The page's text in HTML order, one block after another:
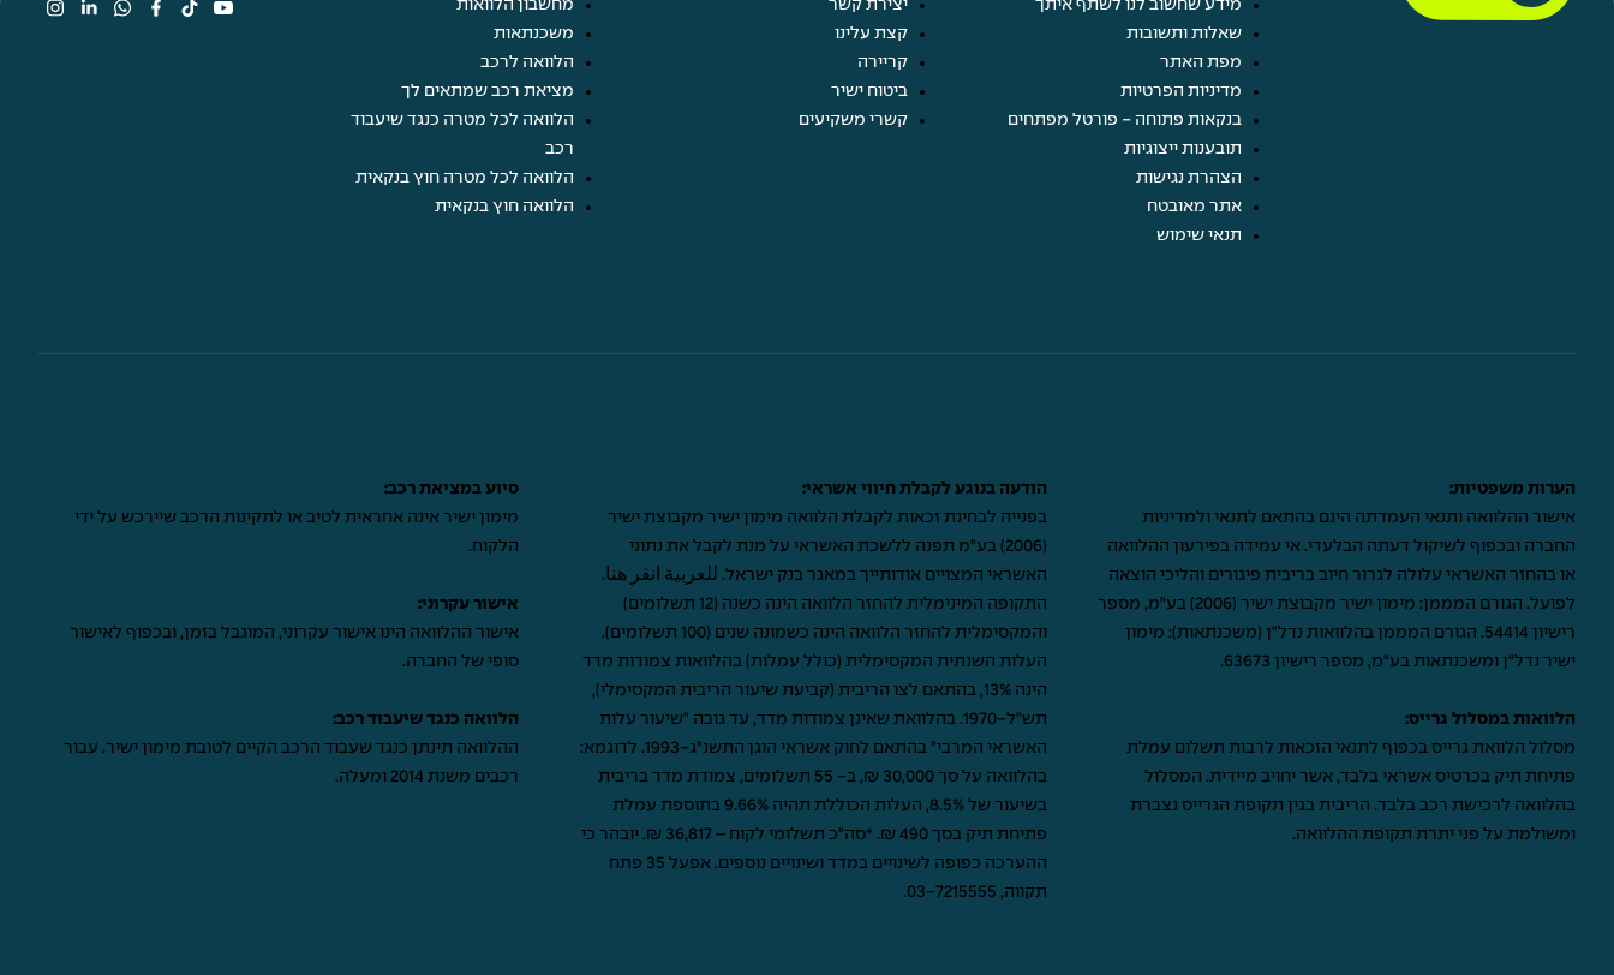
מידע שחשוב לנו לשתף איתך
שאלות ותשובות
מפת האתר
מדיניות הפרטיות
בנקאות פתוחה - פורטל מפתחים
תובענות ייצוגיות
הצהרת נגישות
אתר מאובטח
תנאי שימוש
יצירת קשר
קצת עלינו
קריירה
ביטוח ישיר
קשרי משקיעים
מחשבון הלוואות
משכנתאות
הלוואה לרכב
מציאת רכב שמתאים לך
הלוואה לכל מטרה כנגד שיעבוד
רכב
הלוואה לכל מטרה חוץ בנקאית
הלוואה חוץ בנקאית
הערות משפטיות:
אישור ההלוואה ותנאי העמדתה הינם בהתאם לתנאי ולמדיניות
החברה ובכפוף לשיקול דעתה הבלעדי. אי עמידה בפירעון ההלוואה
או בהחזר האשראי עלולה לגרור חיוב בריבית פיגורים והליכי הוצאה
לפועל. הגורם המממן: מימון ישיר מקבוצת ישיר (2006) בע"מ, מספר
רישיון 54414. הגורם המממן בהלוואות נדל"ן (משכנתאות): מימון
ישיר נדל"ן ומשכנתאות בע"מ, מספר רישיון 63673.
הלוואות במסלול גרייס:
מסלול הלוואת גרייס בכפוף לתנאי הזכאות לרבות תשלום עמלת
פתיחת תיק בכרטיס אשראי בלבד, אשר יחויב מיידית. המסלול
בהלוואה לרכישת רכב בלבד. הריבית בגין תקופת הגרייס נצברת
ומשולמת על פני יתרת תקופת ההלוואה.
הודעה בנוגע לקבלת חיווי אשראי:
בפנייה לבחינת זכאות לקבלת הלוואה מימון ישיר מקבוצת ישיר
(2006) בע"מ תפנה ללשכת האשראי על מנת לקבל את נתוני
האשראי המצויים אודותייך במאגר בנק ישראל. للعربية انقر هنا.
התקופה המינימלית להחזר הלוואה הינה כשנה (12 תשלומים)
והמקסימלית להחזר הלוואה הינה כשמונה שנים (100 תשלומים).
העלות השנתית המקסימלית (כולל עמלות) בהלוואות צמודות מדד
הינה 13%, בהתאם לצו הריבית (קביעת שיעור הריבית המקסימלי),
תש"ל-1970. בהלוואת שאינן צמודות מדד, עד גובה "שיעור עלות
האשראי המרבי" בהתאם לחוק אשראי הוגן התשנ"ג-1993. לדוגמא:
בהלוואה על סך 30,000 ₪, ב- 55 תשלומים, צמודת מדד בריבית
בשיעור של 8.5%, העלות הכוללת תהיה 9.66% בתוספת עמלת
פתיחת תיק בסך 490 ₪. *סה"כ תשלומי לקוח – 36,817 ₪. יובהר כי
ההערכה כפופה לשינויים במדד ושינויים נוספים. אפעל 35 פתח
תקווה, 03-7215555
.
סיוע במציאת רכב:
מימון ישיר אינה אחראית לטיב או לתקינות הרכב שיירכש על ידי
הלקוח.
אישור עקרוני:
אישור ההלוואה הינו אישור עקרוני, המוגבל בזמן, ובכפוף לאישור
סופי של החברה.
הלוואה כנגד שיעבוד רכב:
ההלוואה תינתן כנגד שעבוד הרכב הקיים לטובת מימון ישיר. עבור
רכבים משנת 2014 ומעלה.